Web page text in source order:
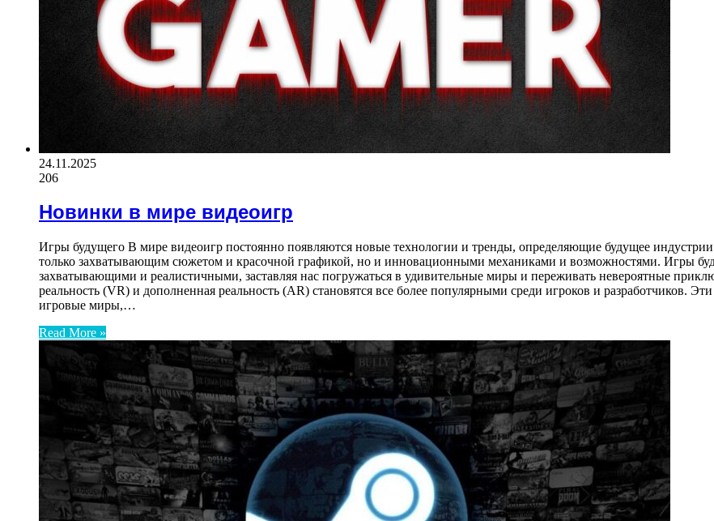
24.11.2025
206
Новинки в мире видеоигр
Игры будущего В мире видеоигр постоянно появляются новые технологии и тренды, определяющие будущее индустрии.
только захватывающим сюжетом и красочной графикой, но и инновационными механиками и возможностями. Игры
захватывающими и реалистичными, заставляя нас погружаться в удивительные миры и переживать невероятные
реальность (VR) и дополненная реальность (AR) становятся все более популярными среди игроков и разработчиков.
игровые миры,…
Read More »